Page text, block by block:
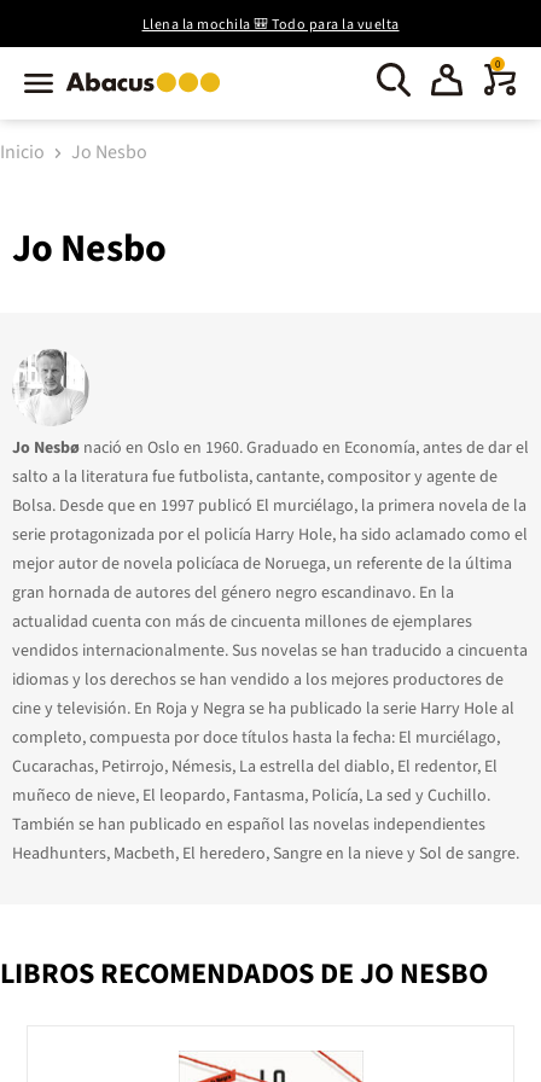
Llena la mochila 🎒 Todo para la vuelta
0
Inicio Jo Nesbo
Jo Nesbo
Jo Nesbø nació en Oslo en 1960. Graduado en Economía, antes de dar el
salto a la literatura fue futbolista, cantante, compositor y agente de
Bolsa. Desde que en 1997 publicó El murciélago, la primera novela de la
serie protagonizada por el policía Harry Hole, ha sido aclamado como el
mejor autor de novela policíaca de Noruega, un referente de la última
gran hornada de autores del género negro escandinavo. En la
actualidad cuenta con más de cincuenta millones de ejemplares
vendidos internacionalmente. Sus novelas se han traducido a cincuenta
idiomas y los derechos se han vendido a los mejores productores de
cine y televisión. En Roja y Negra se ha publicado la serie Harry Hole al
completo, compuesta por doce títulos hasta la fecha: El murciélago,
Cucarachas, Petirrojo, Némesis, La estrella del diablo, El redentor, El
muñeco de nieve, El leopardo, Fantasma, Policía, La sed y Cuchillo.
También se han publicado en español las novelas independientes
Headhunters, Macbeth, El heredero, Sangre en la nieve y Sol de sangre.
LIBROS RECOMENDADOS DE JO NESBO